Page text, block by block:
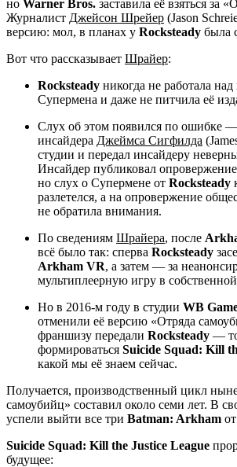
но Warner Bros. заставила её взяться за
Журналист Джейсон Шрейер (Jason
версию: мол, в планах у Rocksteady была
Вот что рассказывает Шрайер:
Rocksteady никогда не работала
Супермена и даже не питчила её
Слух об этом появился по ошибке
инсайдера Джеймса Сигфилда
студии и передал инсайдеру
Инсайдер публиковал
но слух о Супермене от Rocksteady
разлетелся, а на опровержение
не обратила внимания.
По сведениям Шрайера, после
всё было так: сперва Rocksteady
Arkham VR, а затем — за
мультиплеерную игру в
Но в 2016-м году в студии WB
отменили её версию «Отряда
франшизу передали Rocksteady —
формироваться Suicide Squad: Kill
какой мы её знаем сейчас.
Получается, производственный цикл
самоубийц» составил около семи лет. В
успели выйти все три Batman: Arkham от
Suicide Squad: Kill the Justice League
будущее: